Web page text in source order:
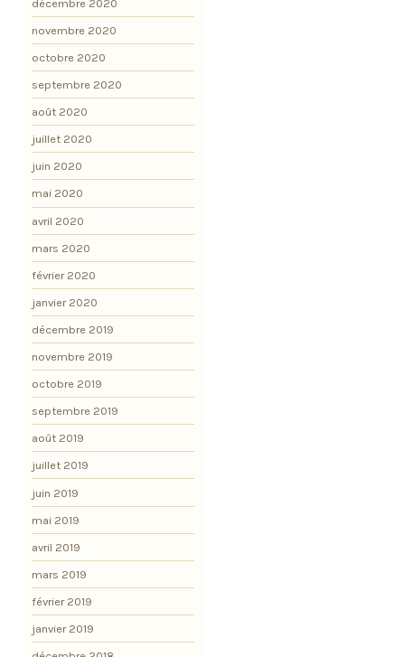
décembre 2020
novembre 2020
octobre 2020
septembre 2020
août 2020
juillet 2020
juin 2020
mai 2020
avril 2020
mars 2020
février 2020
janvier 2020
décembre 2019
novembre 2019
octobre 2019
septembre 2019
août 2019
juillet 2019
juin 2019
mai 2019
avril 2019
mars 2019
février 2019
janvier 2019